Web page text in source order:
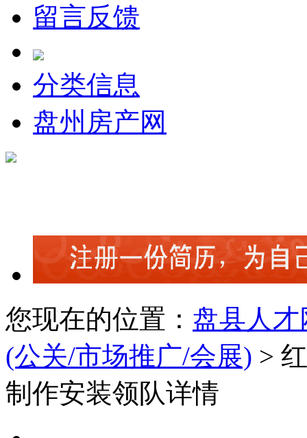
留言反馈
分类信息
盘州房产网
您现在的位置： 盘县人才
(公关/市场推广/会展) >
制作安装领队详情